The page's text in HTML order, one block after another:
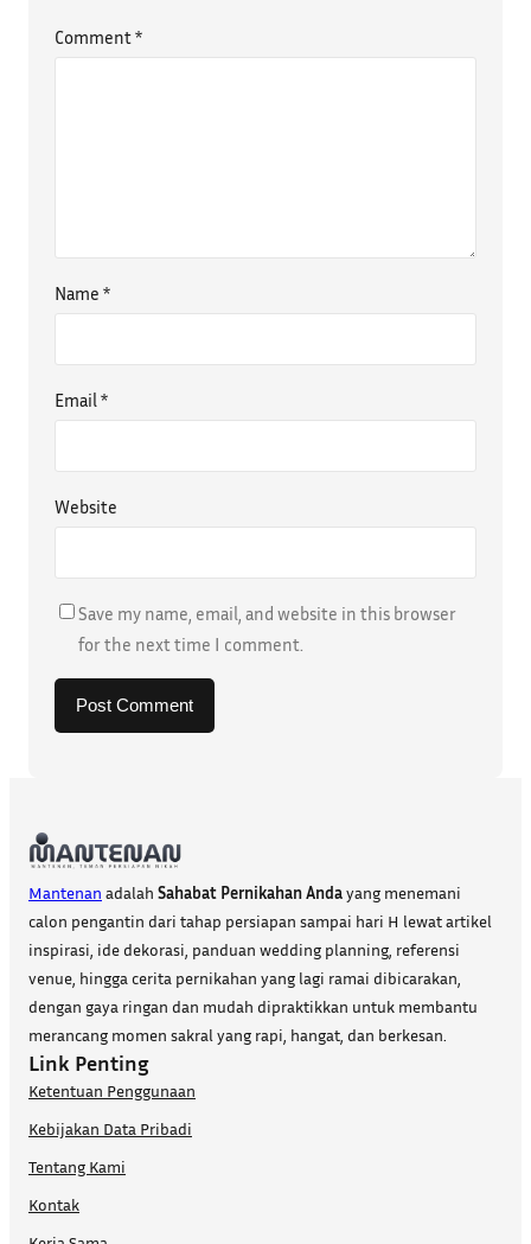
Comment*
Name *
Email *
Website
Save my name, email, and website in this browser
for the next time I comment.
Mantenan adalah Sahabat Pernikahan Andayang menemani
calon pengantin dari tahap persiapan sampai hari H lewat artikel
inspirasi, ide dekorasi, panduan wedding planning, referensi
venue, hingga cerita pernikahan yang lagi ramai dibicarakan,
dengan gaya ringan dan mudah dipraktikkan untuk membantu
merancang momen sakral yang rapi, hangat, dan berkesan.
Link Penting
Ketentuan Penggunaan
Kebijakan Data Pribadi
Tentang Kami
Kontak